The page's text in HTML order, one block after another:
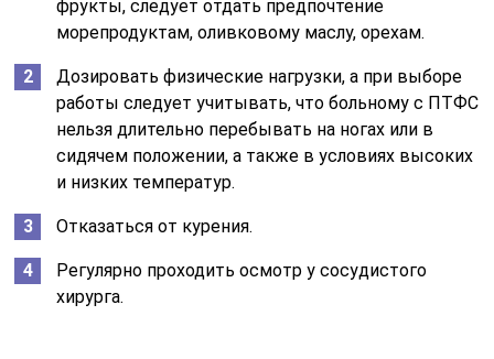
фрукты, следует отдать предпочтение
морепродуктам, оливковому маслу, орехам.
Дозировать физические нагрузки, а при выборе
работы следует учитывать, что больному с ПТФС
нельзя длительно перебывать на ногах или в
сидячем положении, а также в условиях высоких
и низких температур.
Отказаться от курения.
Регулярно проходить осмотр у сосудистого
хирурга.